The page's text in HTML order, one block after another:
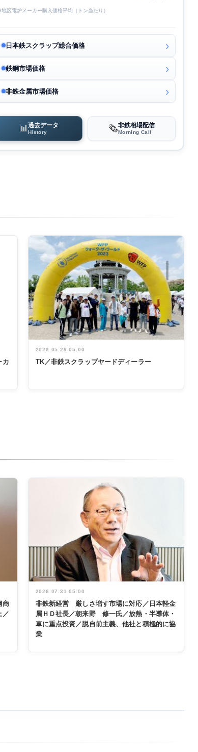
地区電炉メーカー購入価格平均（トン当たり）
日本鉄スクラップ総合価格
鉄鋼市場価格
非鉄金属市場価格
📊 過去データ
History 🗞️非鉄相場配信
Morning Call
カ
2026.05.29 05:00
TK／非鉄スクラップヤードディーラー
商
／
2026.07.31 05:00
非鉄新経営 厳しさ増す市場に対応／日本軽金
属ＨＤ社長／朝来野 修一氏／放熱・半導体・
車に重点投資／脱自前主義、他社と積極的に協
業